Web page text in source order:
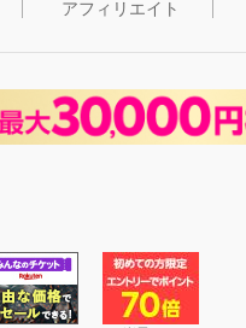
アフィリエイト